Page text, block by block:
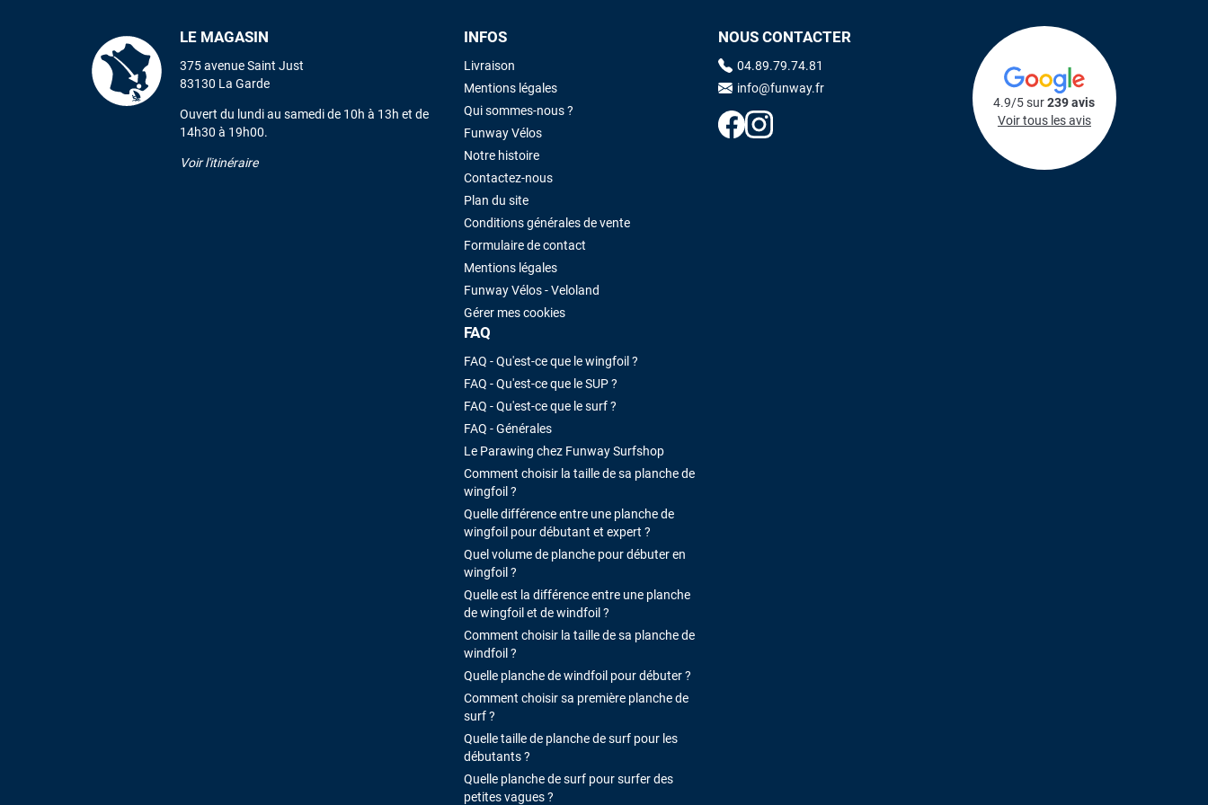
LE MAGASIN
375 avenue Saint Just
83130 La Garde
Ouvert du lundi au samedi de 10h à 13h et de
14h30 à 19h00.
Voir l'itinéraire
INFOS
Livraison
Mentions légales
Qui sommes-nous ?
Funway Vélos
Notre histoire
Contactez-nous
Plan du site
Conditions générales de vente
Formulaire de contact
Mentions légales
Funway Vélos - Veloland
Gérer mes cookies
FAQ
FAQ - Qu'est-ce que le wingfoil ?
FAQ - Qu'est-ce que le SUP ?
FAQ - Qu'est-ce que le surf ?
FAQ - Générales
Le Parawing chez Funway Surfshop
Comment choisir la taille de sa planche de
wingfoil ?
Quelle différence entre une planche de
wingfoil pour débutant et expert ?
Quel volume de planche pour débuter en
wingfoil ?
Quelle est la différence entre une planche
de wingfoil et de windfoil ?
Comment choisir la taille de sa planche de
windfoil ?
Quelle planche de windfoil pour débuter ?
Comment choisir sa première planche de
surf ?
Quelle taille de planche de surf pour les
débutants ?
Quelle planche de surf pour surfer des
petites vagues ?
NOUS CONTACTER
04.89.79.74.81
info@funway.fr
4.9/5 sur239 avis
Voir tous les avis
Maronui RICHMOND
il y a 3 mois
J'ai acheté une voile d'occasion depuis Tahiti. Super service. L'envoi a
été rapide. La voile est arrivée en super état. Mauruuru roa.
VOIR TOUS LES AVIS